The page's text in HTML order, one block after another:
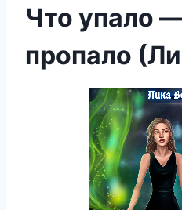
Что упало
пропало